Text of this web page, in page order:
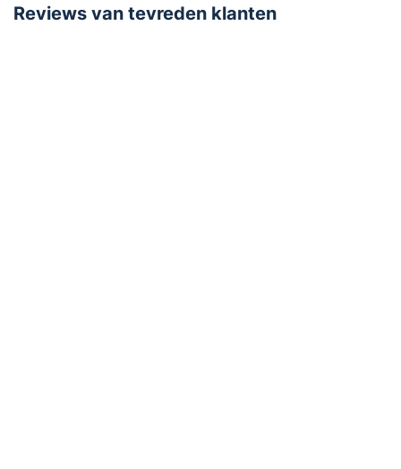
Reviews van tevreden klanten